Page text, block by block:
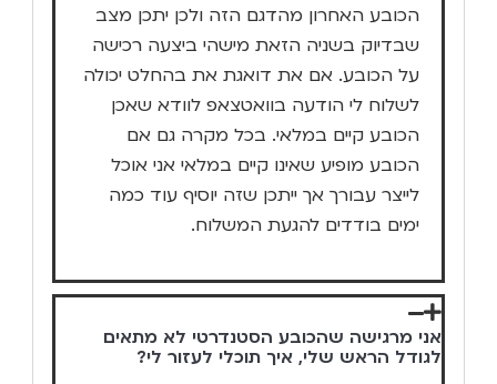
הכובע האחרון מהדגם הזה ולכן יתכן מצב
שבדיוק בשניה הזאת מישהי ביצעה רכישה
על הכובע. אם את דואגת את בהחלט יכולה
לשלוח לי הודעה בוואטצאפ לוודא שאכן
הכובע קיים במלאי. בכל מקרה גם אם
הכובע מופיע שאינו קיים במלאי אני אוכל
לייצר עבורך אך ייתכן שזה יוסיף עוד כמה
ימים בודדים להגעת המשלוח.
אני מרגישה שהכובע הסטנדרטי לא מתאים
לגודל הראש שלי, איך תוכלי לעזור לי?